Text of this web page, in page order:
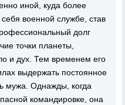
иной, куда более
военной службе, став
долг
точки планеты,
и дух. Тем временем его
выдержать постоянное
мужа. Однажды, когда
командировке, она